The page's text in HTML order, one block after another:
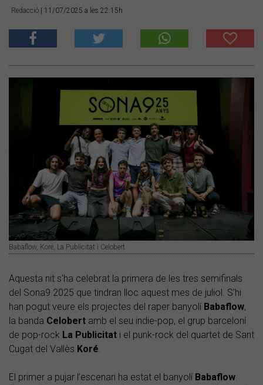
Redacció | 11/07/2025 a les 22:15h
Babaflow, Koré, La Publicitat i Celobert
Aquesta nit s'ha celebrat la primera de les tres semifinals
del Sona9 2025 que tindran lloc aquest mes de juliol. S'hi
han pogut veure els projectes del raper banyolí Babaflow,
la banda Celobert amb el seu indie-pop, el grup barceloní
de pop-rock La Publicitat i el punk-rock del quartet de Sant
Cugat del Vallès Koré.
El primer a pujar l’escenari ha estat el banyolí Babaflow.